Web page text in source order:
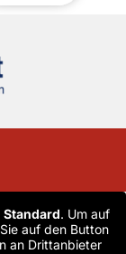
Standard. Um auf
auf den Button
an Drittanbieter